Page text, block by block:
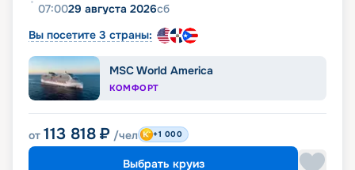
07:0029 августа 2026сб
Вы посетите 3 страны:
MSC World America
КОМФОРТ
от 113 818 ₽ /чел +1 000
Выбрать круиз